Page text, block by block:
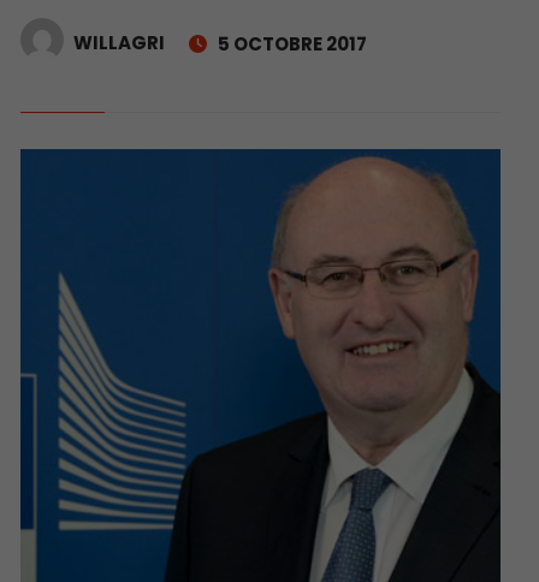
WILLAGRI 5 OCTOBRE 2017